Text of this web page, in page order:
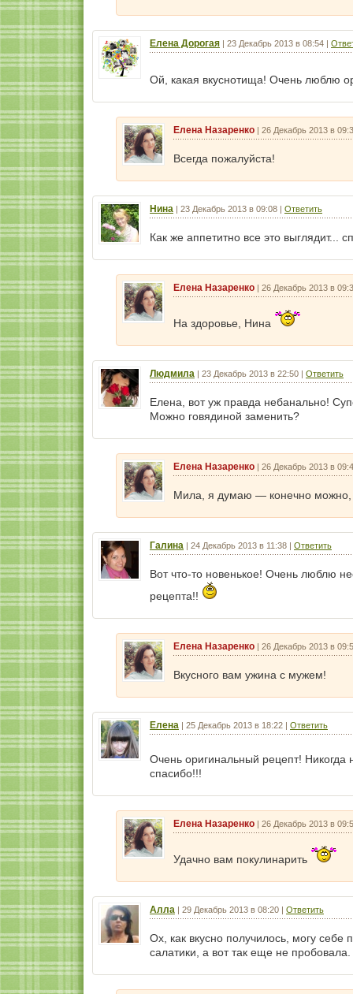
Елена Дорогая | 23 Декабрь 2013 в 08:54 |
Ой, какая вкуснотища! Очень люблю
Елена Назаренко | 26 Декабрь 2013 в
Всегда пожалуйста!
Нина | 23 Декабрь 2013 в 09:08 | Ответить
Как же аппетитно все это выглядит...
Елена Назаренко | 26 Декабрь 2013 в
На здоровье, Нина
Людмила | 23 Декабрь 2013 в 22:50 | Ответить
Елена, вот уж правда небанально!
Можно говядиной заменить?
Елена Назаренко | 26 Декабрь 2013 в
Мила, я думаю — конечно можно,
Галина | 24 Декабрь 2013 в 11:38 | Ответить
Вот что-то новенькое! Очень люблю
рецепта!!
Елена Назаренко | 26 Декабрь 2013 в
Вкусного вам ужина с мужем!
Елена | 25 Декабрь 2013 в 18:22 | Ответить
Очень оригинальный рецепт!
спасибо!!!
Елена Назаренко | 26 Декабрь 2013 в
Удачно вам покулинарить
Алла | 29 Декабрь 2013 в 08:20 | Ответить
Ох, как вкусно получилось, могу себе
салатики, а вот так еще не